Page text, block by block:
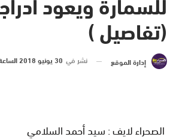
(تفاصيل )
إدارة الموقع نشر في 30 يونيو 2018 الساعة 2 و 28 دقيقة
الصحراء لايف : سيد أحمد السلامي